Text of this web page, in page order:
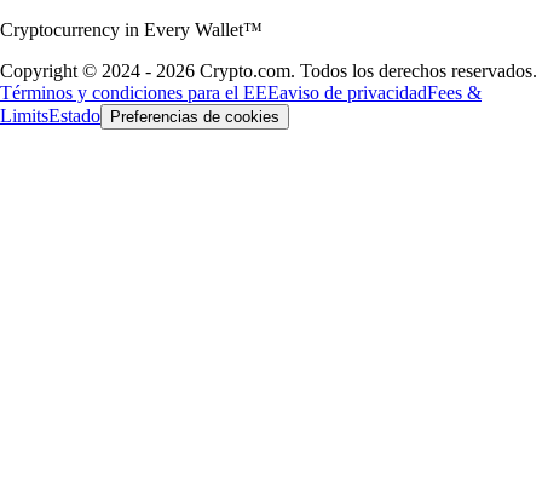
Cryptocurrency in Every Wallet™
Copyright © 2024 - 2026 Crypto.com. Todos los derechos reservados.
Términos y condiciones para el EEEaviso de privacidadFees &
LimitsEstado Preferencias de cookies